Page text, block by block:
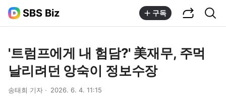
SBS Biz 구독
'트럼프에게 내 험담?' 美재무, 주먹
날리려던 앙숙이 정보수장
송태희 기자 2026. 6. 4. 11:15